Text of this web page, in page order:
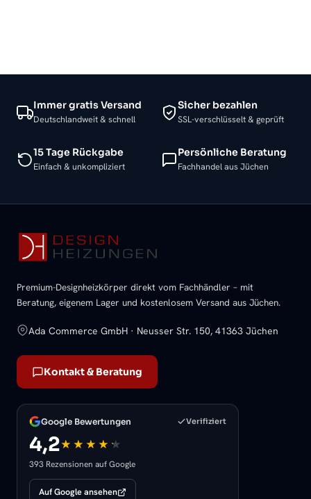
Immer gratis Versand
Deutschlandweit & schnell
Sicher bezahlen
SSL-verschlüsselt & geprüft
15 Tage Rückgabe
Einfach & unkompliziert
Persönliche Beratung
Fachhandel aus Jüchen
Premium-Designheizkörper direkt vom Fachhändler – mit
Beratung, eigenem Lager und kostenlosem Versand aus Jüchen.
Ada Commerce GmbH · Neusser Str. 150, 41363 Jüchen
Kontakt & Beratung
Google Bewertungen Verifiziert
4,2
393 Rezensionen auf Google
Auf Google ansehen